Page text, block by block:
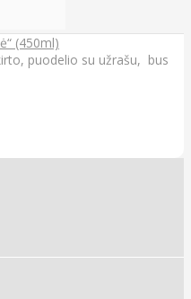
(450ml)
puodelio su užrašu, bus